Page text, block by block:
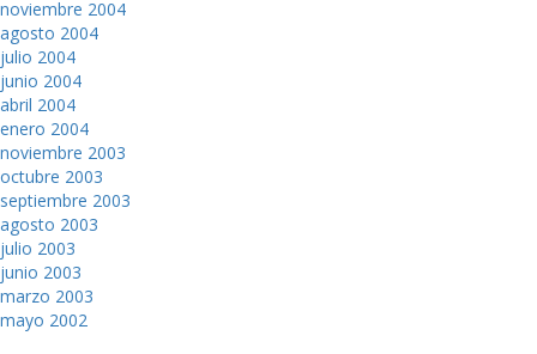
noviembre 2004
agosto 2004
julio 2004
junio 2004
abril 2004
enero 2004
noviembre 2003
octubre 2003
septiembre 2003
agosto 2003
julio 2003
junio 2003
marzo 2003
mayo 2002